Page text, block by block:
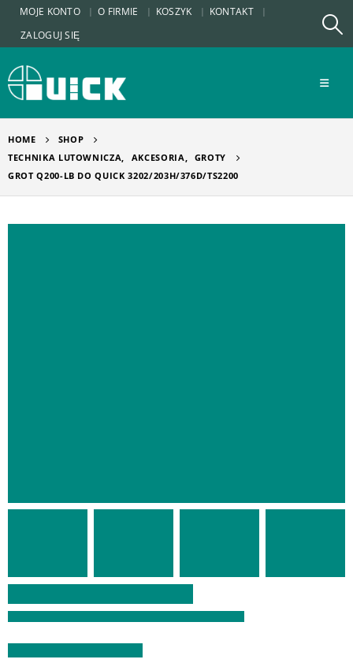
MOJE KONTO O FIRMIE KOSZYK
KONTAKT
ZALOGUJ SIĘ
HOME
SHOP
TECHNIKA LUTOWNICZA, AKCESORIA, GROTY
GROT Q200-LB DO QUICK 3202/203H/376D/TS2200